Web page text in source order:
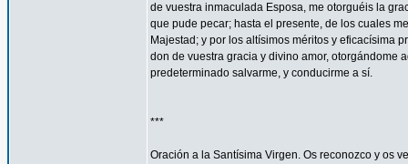
de vuestra inmaculada Esposa, me otorguéis la
que pude pecar; hasta el presente, de los cuales
Majestad; y por los altísimos méritos y eficacísima
don de vuestra gracia y divino amor, otorgándome
predeterminado salvarme, y conducirme a sí.
***
Oración a la Santísima Virgen. Os reconozco y os